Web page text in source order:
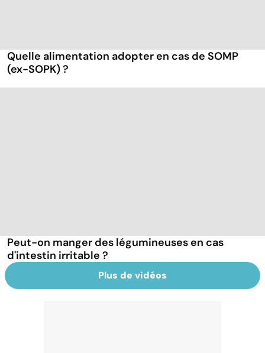
Quelle alimentation adopter en cas de SOMP
(ex-SOPK) ?
Peut-on manger des légumineuses en cas
d'intestin irritable ?
Plus de vidéos